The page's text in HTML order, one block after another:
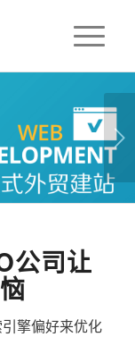
一页
1 2
公司让
擎偏好来优化